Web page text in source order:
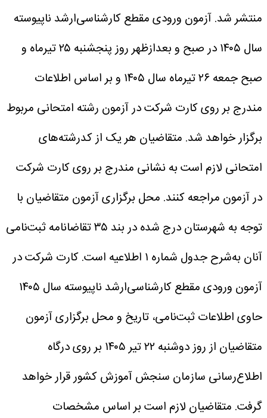
منتشر شد.آزمون‌ ورودی مقطع کارشناسی‌ارشد ناپیوسته‌
سال‌ ۱۴۰۵ در صبح و بعدازظهر روز پنجشنبه ۲۵ تیرماه و
صبح جمعه ۲۶ تیرماه سال ۱۴۰۵ و بر اساس اطلاعات
مندرج بر روی کارت شرکت در آزمون رشته امتحانی مربوط
برگزار خواهد شد. متقاضیان هر یک‌ از کدرشته‌های
امتحانی‌ لازم‌ است‌ به نشانی مندرج بر روی کارت شرکت
در آزمون مراجعه کنند. محل برگزاری آزمون متقاضیان با
توجه به شهرستان درج شده در بند ۳۵ تقاضانامه ثبت‌نامی
آنان به‌شرح جدول شماره ۱ اطلاعیه است.
کارت شرکت در
آزمون‌ ورودی مقطع کارشناسی‌ارشد ناپیوسته‌ سال‌ ۱۴۰۵
حاوی اطلاعات ثبت‌نامی، تاریخ و محل برگزاری آزمون
متقاضیان از روز دوشنبه ۲۲ تیر ۱۴۰۵ بر روی درگاه
اطلاع‌رسانی سازمان سنجش آموزش کشور قرار خواهد
گرفت. متقاضیان لازم است بر اساس مشخصات